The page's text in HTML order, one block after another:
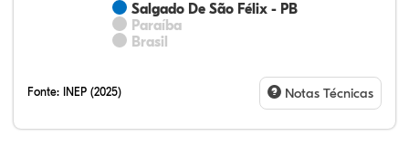
Salgado De São Félix - PB
Paraíba
Brasil
Fonte: INEP (2025) Notas Técnicas